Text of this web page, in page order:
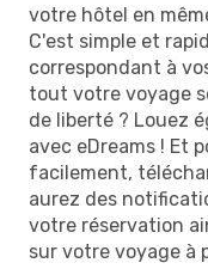
votre hôtel en
C'est simple et
correspondant à
tout votre voyage
de liberté ? Louez
avec eDreams ! Et
facilement,
aurez des
votre réservation
sur votre voyage à